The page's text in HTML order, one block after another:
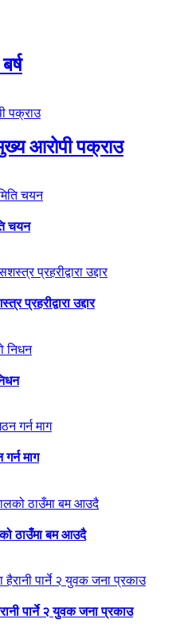
आरोपी पक्राउ
चयन
प्रहरीद्वारा उद्दार
माग
ठाउँमा बम आउदै
पार्ने २ युवक जना प्रकाउ